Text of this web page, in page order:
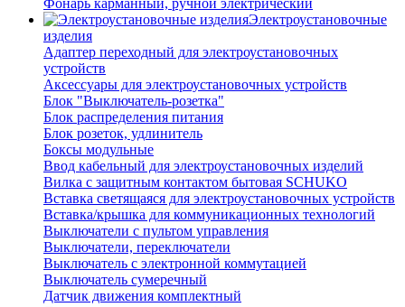
Электроустановочные
изделия
Адаптер переходный для электроустановочных
устройств
Аксессуары для электроустановочных устройств
Блок "Выключатель-розетка"
Блок распределения питания
Блок розеток, удлинитель
Боксы модульные
Ввод кабельный для электроустановочных изделий
Вилка с защитным контактом бытовая SCHUKO
Вставка светящаяся для электроустановочных устройств
Вставка/крышка для коммуникационных технологий
Выключатели с пультом управления
Выключатели, переключатели
Выключатель с электронной коммутацией
Выключатель сумеречный
Датчик движения комплектный